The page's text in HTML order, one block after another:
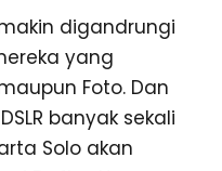
digandrungi
yang
Foto. Dan
banyak sekali
Solo akan